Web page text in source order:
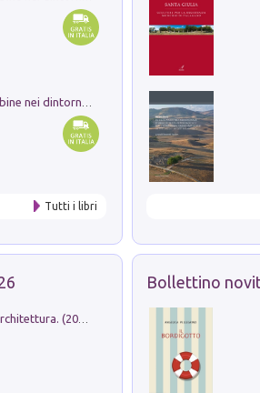
Tutti i libri
Dromos. Libro periodico di architettura. (2026). Vol. 15: Post-model
Bollettino